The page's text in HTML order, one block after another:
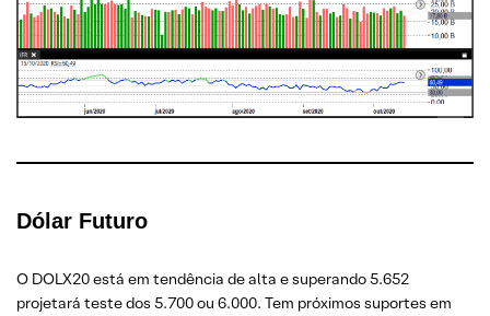
Dólar Futuro
O DOLX20 está em tendência de alta e superando 5.652
projetará teste dos 5.700 ou 6.000. Tem próximos suportes em